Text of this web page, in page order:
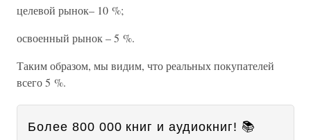
целевой рынок– 10 %;
освоенный рынок – 5 %.
Таким образом, мы видим, что реальных покупателей
всего 5 %.
Более 800 000 книг и аудиокниг! 📚